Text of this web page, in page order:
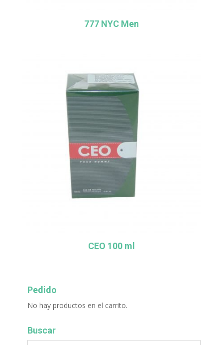
777 NYC Men
CEO 100 ml
Pedido
No hay productos en el carrito.
Buscar